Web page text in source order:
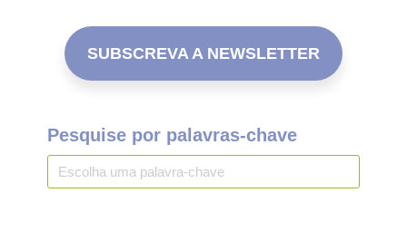
SUBSCREVA A NEWSLETTER
Pesquise por palavras-chave